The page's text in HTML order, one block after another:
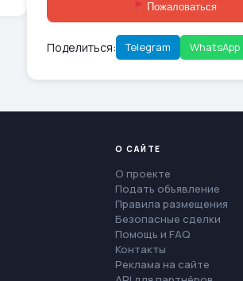
Пожаловаться
Поделиться: Telegram WhatsApp
О САЙТЕ
О проекте
Подать объявление
Правила размещения
Безопасные сделки
Помощь и FAQ
Контакты
Реклама на сайте